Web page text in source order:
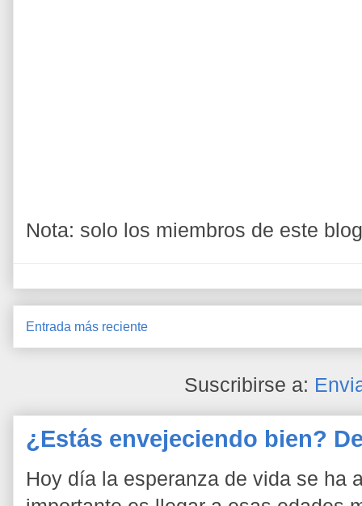
Nota: solo los miembros de este
Entrada más reciente
Suscribirse a:
¿Estás envejeciendo bien?
Hoy día la esperanza de vida se ha